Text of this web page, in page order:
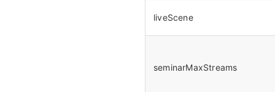
liveScene
seminarMaxStreams